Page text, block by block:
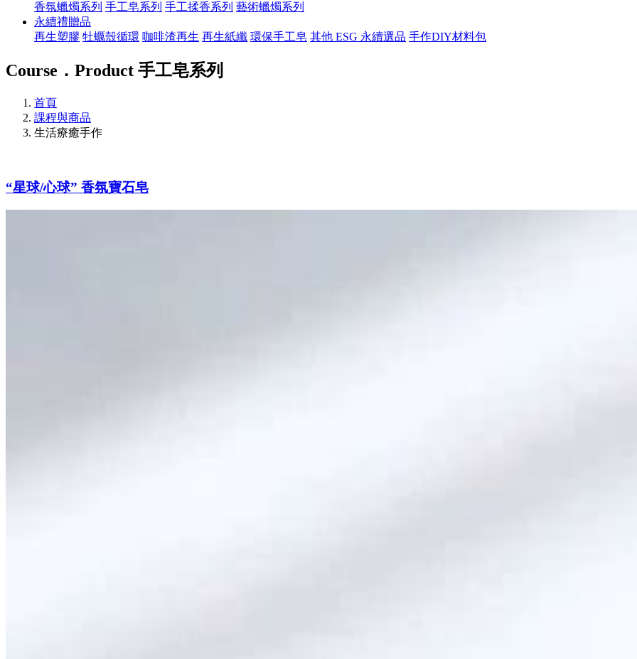
香氛蠟燭系列 手工皂系列 手工揉香系列 藝術蠟燭系列
永續禮贈品
再生塑膠 牡蠣殼循環 咖啡渣再生 再生紙纖 環保手工皂 其他 ESG 永續選品 手作DIY材料包
Course．Product 手工皂系列
首頁
課程與商品
生活療癒手作
“星球/心球” 香氛寶石皂